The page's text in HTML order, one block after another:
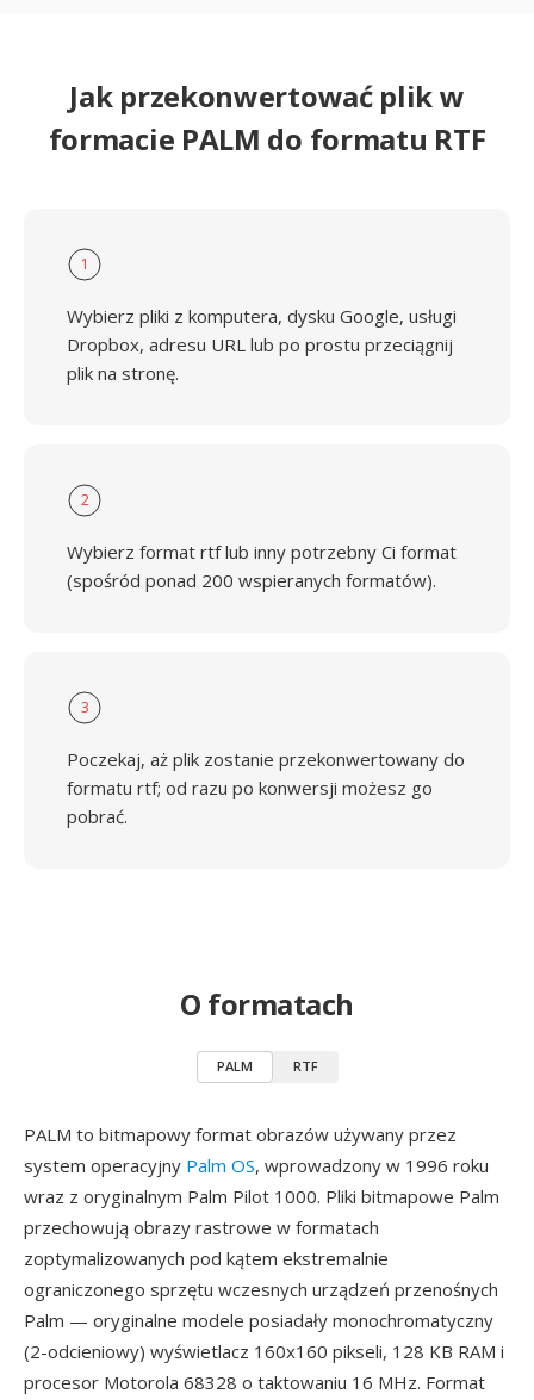
Jak przekonwertować plik w
formacie PALM do formatu RTF
1
Wybierz pliki z komputera, dysku Google, usługi
Dropbox, adresu URL lub po prostu przeciągnij
plik na stronę.
2
Wybierz format rtf lub inny potrzebny Ci format
(spośród ponad 200 wspieranych formatów).
3
Poczekaj, aż plik zostanie przekonwertowany do
formatu rtf; od razu po konwersji możesz go
pobrać.
O formatach
PALM RTF
PALM to bitmapowy format obrazów używany przez
system operacyjny Palm OS, wprowadzony w 1996 roku
wraz z oryginalnym Palm Pilot 1000. Pliki bitmapowe Palm
przechowują obrazy rastrowe w formatach
zoptymalizowanych pod kątem ekstremalnie
ograniczonego sprzętu wczesnych urządzeń przenośnych
Palm — oryginalne modele posiadały monochromatyczny
(2-odcieniowy) wyświetlacz 160x160 pikseli, 128 KB RAM i
procesor Motorola 68328 o taktowaniu 16 MHz. Format